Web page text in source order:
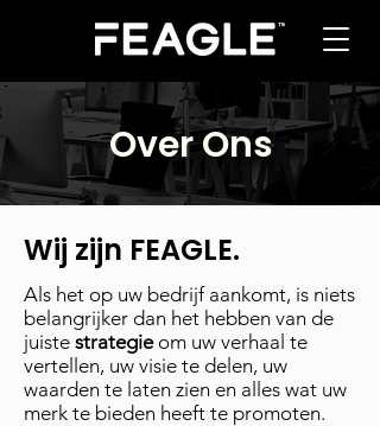
Over Ons
Wij zijn FEAGLE.
Als het op uw bedrijf aankomt, is niets
belangrijker dan het hebben van de
juiste strategieom uw verhaal te
vertellen, uw visie te delen, uw
waarden te laten zien en alles wat uw
merk te bieden heeft te promoten.